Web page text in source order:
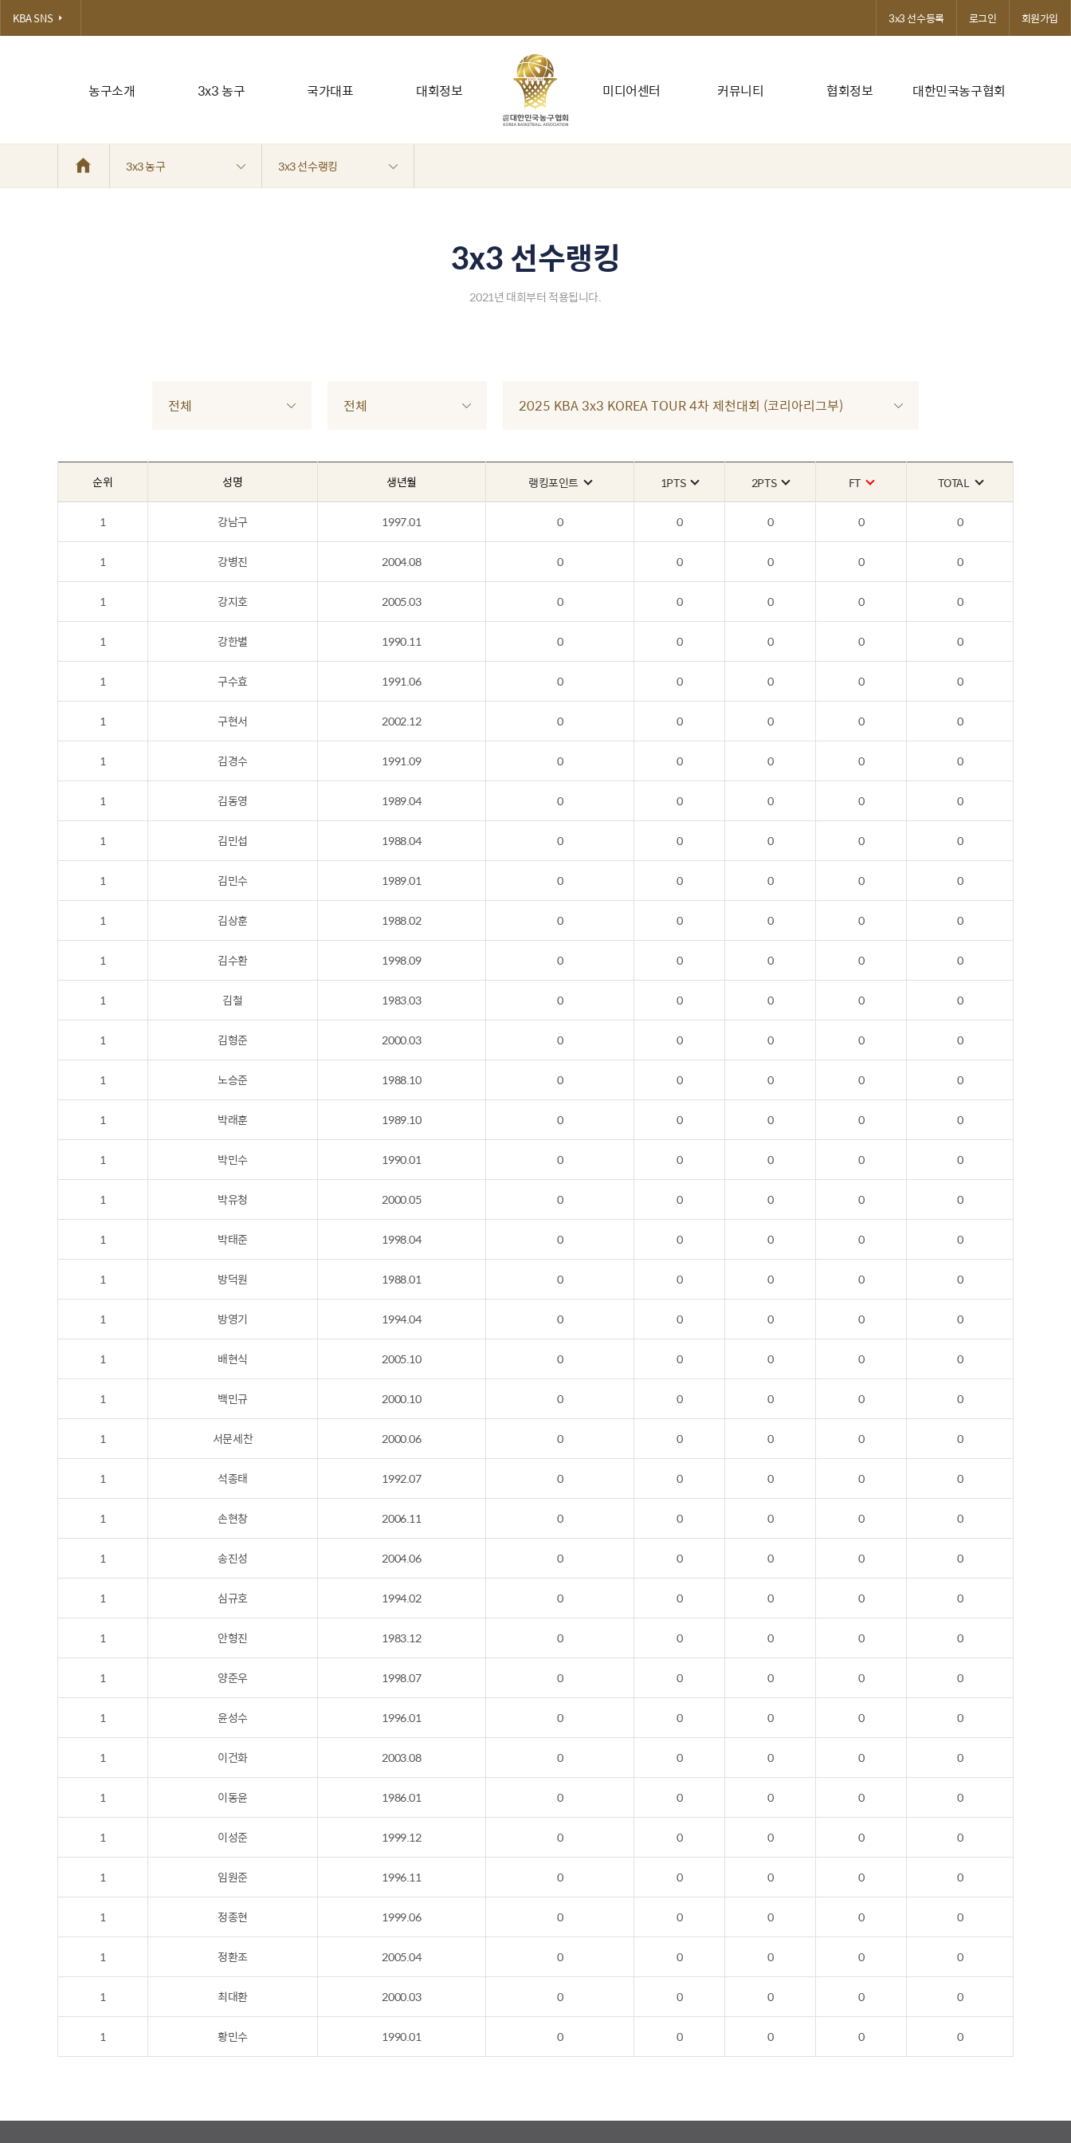
농구소개 3x3 농구 국가대표 대회정보 미디어센터 커뮤니티 협회정보 대한민국농구협회
KBA SNS 3x3 선수등록 로그인 회원가입
3x3 농구 3x3 선수랭킹
3x3 선수랭킹
2021년 대회부터 적용됩니다.
전체 전체 2025 KBA 3x3 KOREA TOUR 4차 제천대회 (코리아리그부)
순위 성명 생년월 랭킹포인트 1PTS 2PTS FT TOTAL
1 강남구 1997.01 0 0 0 0 0
1 강병진 2004.08 0 0 0 0 0
1 강지호 2005.03 0 0 0 0 0
1 강한별 1990.11 0 0 0 0 0
1 구수효 1991.06 0 0 0 0 0
1 구현서 2002.12 0 0 0 0 0
1 김경수 1991.09 0 0 0 0 0
1 김동영 1989.04 0 0 0 0 0
1 김민섭 1988.04 0 0 0 0 0
1 김민수 1989.01 0 0 0 0 0
1 김상훈 1988.02 0 0 0 0 0
1 김수환 1998.09 0 0 0 0 0
1 김철 1983.03 0 0 0 0 0
1 김형준 2000.03 0 0 0 0 0
1 노승준 1988.10 0 0 0 0 0
1 박래훈 1989.10 0 0 0 0 0
1 박민수 1990.01 0 0 0 0 0
1 박유청 2000.05 0 0 0 0 0
1 박태준 1998.04 0 0 0 0 0
1 방덕원 1988.01 0 0 0 0 0
1 방영기 1994.04 0 0 0 0 0
1 배현식 2005.10 0 0 0 0 0
1 백민규 2000.10 0 0 0 0 0
1 서문세찬 2000.06 0 0 0 0 0
1 석종태 1992.07 0 0 0 0 0
1 손현창 2006.11 0 0 0 0 0
1 송진성 2004.06 0 0 0 0 0
1 심규호 1994.02 0 0 0 0 0
1 안형진 1983.12 0 0 0 0 0
1 양준우 1998.07 0 0 0 0 0
1 윤성수 1996.01 0 0 0 0 0
1 이건화 2003.08 0 0 0 0 0
1 이동윤 1986.01 0 0 0 0 0
1 이성준 1999.12 0 0 0 0 0
1 임원준 1996.11 0 0 0 0 0
1 정종현 1999.06 0 0 0 0 0
1 정환조 2005.04 0 0 0 0 0
1 최대환 2000.03 0 0 0 0 0
1 황민수 1990.01 0 0 0 0 0